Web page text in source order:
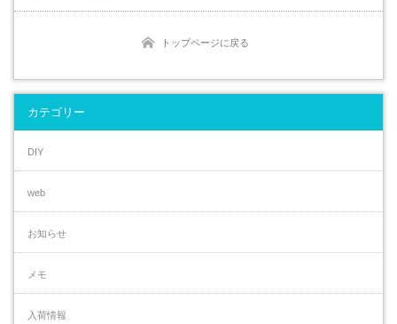
トップページに戻る
カテゴリー
DIY
web
お知らせ
メモ
入荷情報